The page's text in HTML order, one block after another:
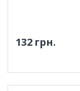
132 грн.